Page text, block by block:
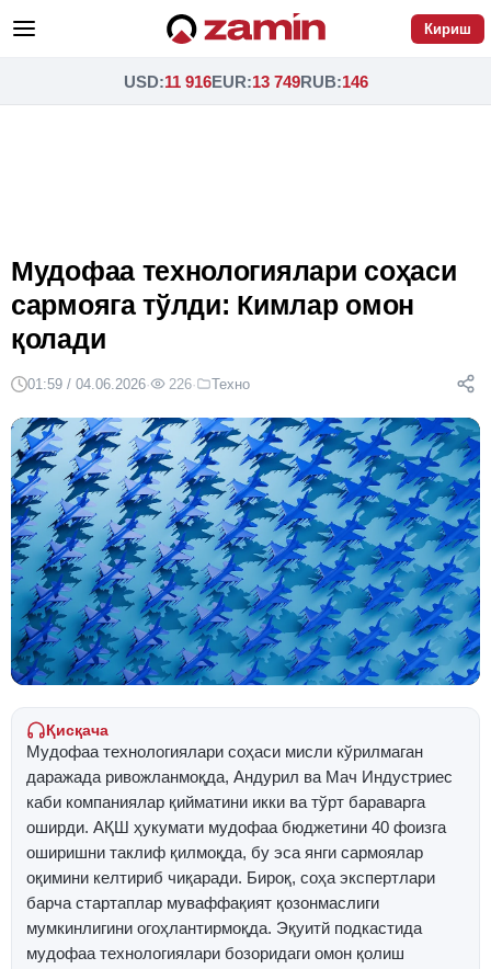
Кириш
USD:11 916EUR:13 749RUB:146
Мудофаа технологиялари соҳаси
сармояга тўлди: Кимлар омон
қолади
01:59 / 04.06.2026· 226· Техно
Қисқача
Мудофаа технологиялари соҳаси мисли кўрилмаган
даражада ривожланмоқда, Андурил ва Мач Индустриес
каби компаниялар қийматини икки ва тўрт бараварга
оширди. АҚШ ҳукумати мудофаа бюджетини 40 фоизга
оширишни таклиф қилмоқда, бу эса янги сармоялар
оқимини келтириб чиқаради. Бироқ, соҳа экспертлари
барча стартаплар муваффақият қозонмаслиги
мумкинлигини огоҳлантирмоқда. Эқуитй подкастида
мудофаа технологиялари бозоридаги омон қолиш